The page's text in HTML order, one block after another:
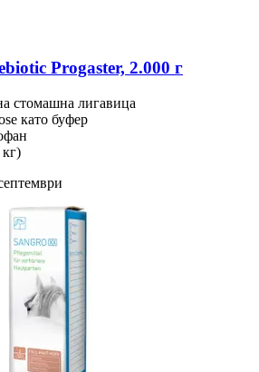
Progaster, 2.000 г
стомашна лигавица
като буфер